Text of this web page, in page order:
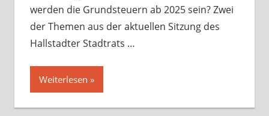
werden die Grundsteuern ab 2025 sein? Zwei
der Themen aus der aktuellen Sitzung des
Hallstadter Stadtrats …
Weiterlesen